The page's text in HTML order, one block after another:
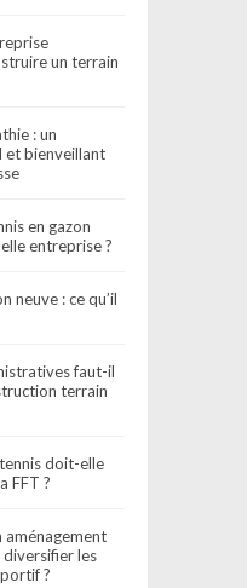
un terrain
: un
et bienveillant
en gazon
entreprise ?
neuve : ce qu’il
faut-il
terrain
doit-elle
FFT ?
aménagement
les
?